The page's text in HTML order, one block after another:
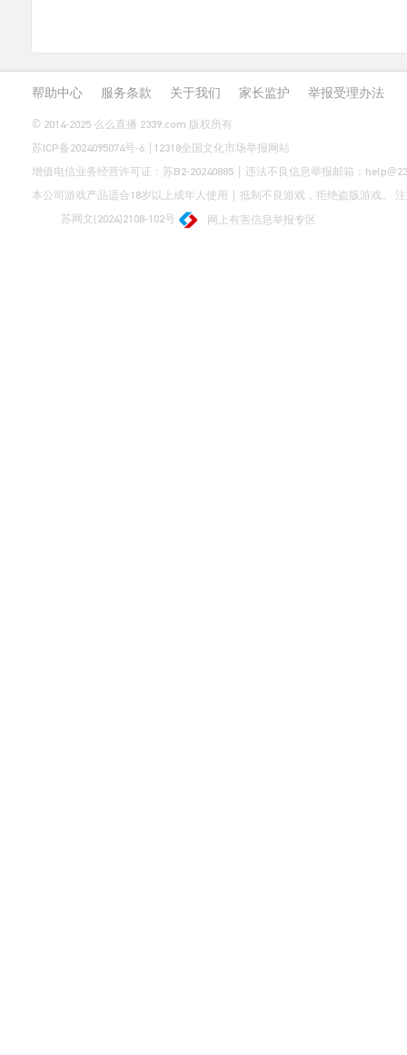
帮助中心 服务条款 关于我们 家长监护 举报受理办法
© 2014-2025 么么直播 2339.com 版权所有
苏ICP备2024095074号-6
12318全国文化市场举报网站
增值电信业务经营许可证： 苏B2-20240885
| 违法不良信息举报邮箱：
本公司游戏产品适合18岁以上成年人使用 | 抵制不良游戏，拒绝盗版游戏。
苏网文(2024)2108-102号
网上有害信息举报专区